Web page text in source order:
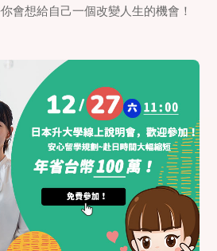
會想給自己一個改變人生的機會！